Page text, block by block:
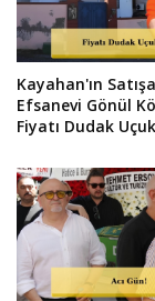
Kayahan'ın
Efsanevi Gönül
Fiyatı Dudak